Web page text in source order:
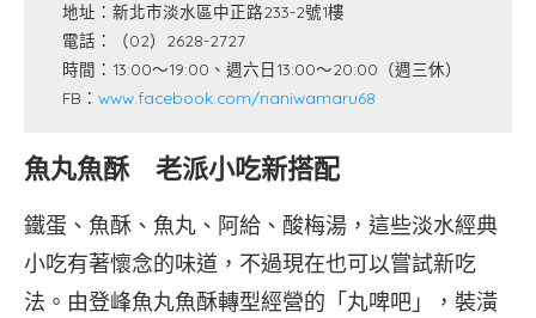
地址：新北市淡水區中正路233-2號1樓
電話：（02）2628-2727
時間：13:00～19:00、週六日13:00～20:00（週三休）
FB：www.facebook.com/naniwamaru68
魚丸魚酥 老派小吃新搭配
鐵蛋、魚酥、魚丸、阿給、酸梅湯，這些淡水經典
小吃有著懷念的味道，不過現在也可以嘗試新吃
法。由登峰魚丸魚酥轉型經營的「丸啤吧」，裝潢